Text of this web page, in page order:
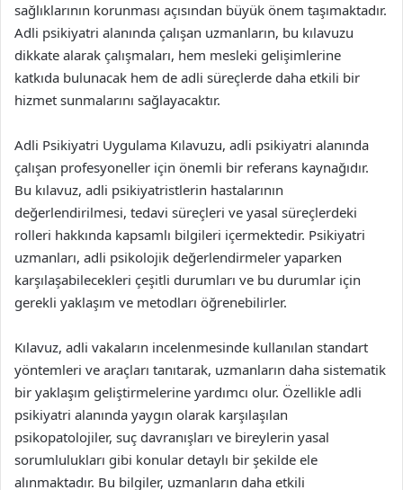
sağlıklarının korunması açısından büyük önem taşımaktadır.
Adli psikiyatri alanında çalışan uzmanların, bu kılavuzu
dikkate alarak çalışmaları, hem mesleki gelişimlerine
katkıda bulunacak hem de adli süreçlerde daha etkili bir
hizmet sunmalarını sağlayacaktır.
Adli Psikiyatri Uygulama Kılavuzu, adli psikiyatri alanında
çalışan profesyoneller için önemli bir referans kaynağıdır.
Bu kılavuz, adli psikiyatristlerin hastalarının
değerlendirilmesi, tedavi süreçleri ve yasal süreçlerdeki
rolleri hakkında kapsamlı bilgileri içermektedir. Psikiyatri
uzmanları, adli psikolojik değerlendirmeler yaparken
karşılaşabilecekleri çeşitli durumları ve bu durumlar için
gerekli yaklaşım ve metodları öğrenebilirler.
Kılavuz, adli vakaların incelenmesinde kullanılan standart
yöntemleri ve araçları tanıtarak, uzmanların daha sistematik
bir yaklaşım geliştirmelerine yardımcı olur. Özellikle adli
psikiyatri alanında yaygın olarak karşılaşılan
psikopatolojiler, suç davranışları ve bireylerin yasal
sorumlulukları gibi konular detaylı bir şekilde ele
alınmaktadır. Bu bilgiler, uzmanların daha etkili